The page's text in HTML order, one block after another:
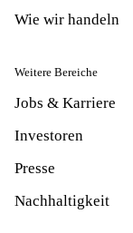
Wie wir handeln
Weitere Bereiche
Jobs & Karriere
Investoren
Presse
Nachhaltigkeit